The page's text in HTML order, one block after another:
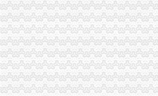
渝北局分公司营业执照注销五条措施做好旱
黔江局三措施促进青蒿市重庆注销税务场健
大足局分公司营业执照注销六措并举全力开展
潼南局建设“农资放心店”重庆分公司注销服
江北区王元楷区长对江北工商工作做出重要
城口工商局重庆注销税务进一步加信息化建
万州局代理注销分公司切实加旱救灾安全工作
彭水县局重庆注销税务全力旱救灾